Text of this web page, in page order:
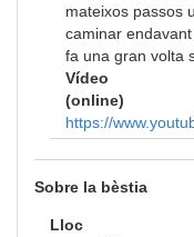
mateixos passos
caminar
fa una gran volta
Vídeo
(online)
https://
Sobre la bèstia
Lloc